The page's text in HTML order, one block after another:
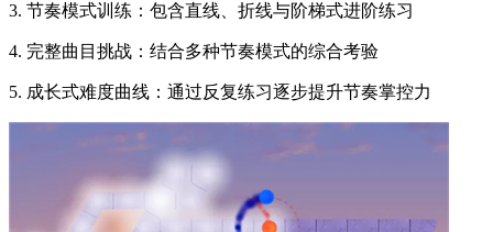
3. 节奏模式训练：包含直线、折线与阶梯式进阶练习
4. 完整曲目挑战：结合多种节奏模式的综合考验
5. 成长式难度曲线：通过反复练习逐步提升节奏掌控力